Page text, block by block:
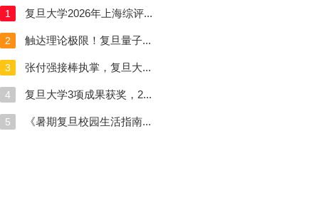
1 复旦大学2026年上海综评...
2 触达理论极限！复旦量子...
3 张付强接棒执掌，复旦大...
4 复旦大学3项成果获奖，2...
5 《暑期复旦校园生活指南...